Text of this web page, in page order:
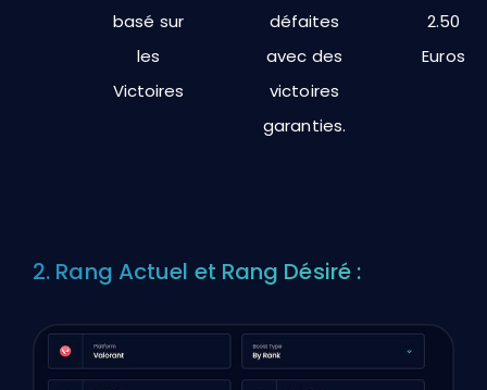
basé sur
les
Victoires
défaites
avec des
victoires
garanties.
2.50
Euros
2. Rang Actuel et Rang Désiré :